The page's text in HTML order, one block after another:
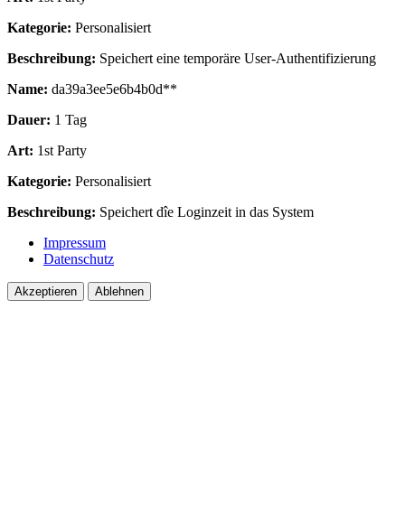
Kategorie: Personalisiert
Beschreibung: Speichert eine temporäre User-Authentifizierung
Name: da39a3ee5e6b4b0d**
Dauer: 1 Tag
Art: 1st Party
Kategorie: Personalisiert
Beschreibung: Speichert dîe Loginzeit in das System
Impressum
Datenschutz
Akzeptieren Ablehnen